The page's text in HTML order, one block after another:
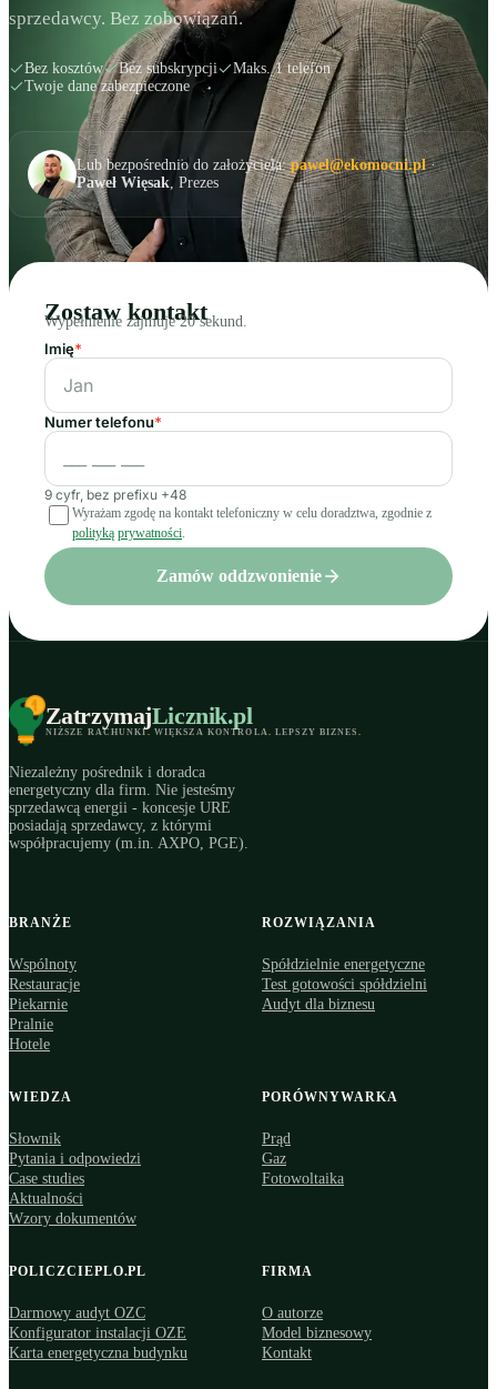
sprzedawcy. Bez zobowiązań.
Bez kosztów Bez subskrypcji
Maks. 1 telefon
Twoje dane zabezpieczone
Lub bezpośrednio do założyciela:pawel@ekomocni.pl·
Paweł Więsak, Prezes
Zostaw kontakt
Wypełnienie zajmuje 20 sekund.
Imię*
Numer telefonu*
9 cyfr, bez prefixu +48
Wyrażam zgodę na kontakt telefoniczny w celu doradztwa, zgodnie z
polityką prywatności.
Zamów oddzwonienie
ZatrzymajLicznik.pl
NIŻSZE RACHUNKI. WIĘKSZA KONTROLA. LEPSZY BIZNES .
Niezależny pośrednik i doradca
energetyczny dla firm. Nie jesteśmy
sprzedawcą energii - koncesje URE
posiadają sprzedawcy, z którymi
współpracujemy (m.in. AXPO, PGE).
BRANŻE
Wspólnoty
Restauracje
Piekarnie
Pralnie
Hotele
ROZWIĄZANIA
Spółdzielnie energetyczne
Test gotowości spółdzielni
Audyt dla biznesu
WIEDZA
Słownik
Pytania i odpowiedzi
Case studies
Aktualności
Wzory dokumentów
PORÓWNYWARKA
Prąd
Gaz
Fotowoltaika
POLICZCIEPLO.PL
Darmowy audyt OZC
Konfigurator instalacji OZE
Karta energetyczna budynku
FIRMA
O autorze
Model biznesowy
Kontakt